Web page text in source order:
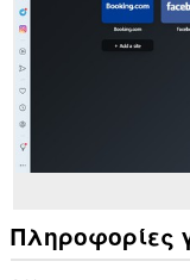
Πληροφορίες